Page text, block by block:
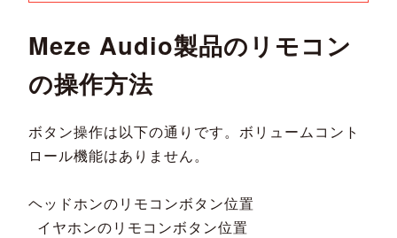
Meze Audio製品のリモコン
の操作方法
ボタン操作は以下の通りです。ボリュームコント
ロール機能はありません。
ヘッドホンのリモコンボタン位置
イヤホンのリモコンボタン位置